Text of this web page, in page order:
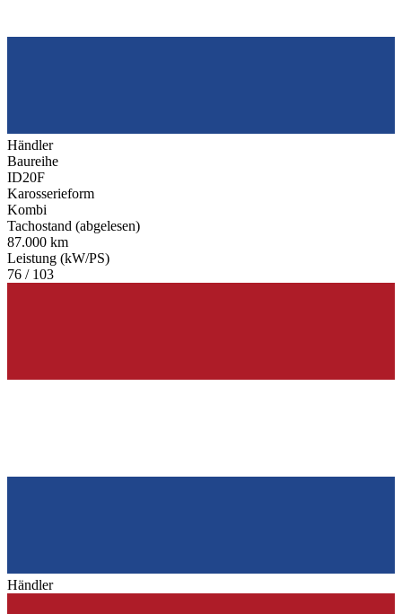
Händler
Baureihe
ID20F
Karosserieform
Kombi
Tachostand (abgelesen)
87.000 km
Leistung (kW/PS)
76 / 103
Händler